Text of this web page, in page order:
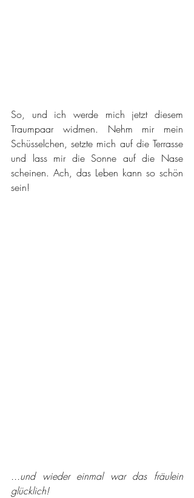
So, und ich werde mich jetzt diesem
Traumpaar widmen. Nehm mir mein
Schüsselchen, setzte mich auf die Terrasse
und lass mir die Sonne auf die Nase
scheinen. Ach, das Leben kann so schön
sein!
...und wieder einmal war das fräulein
glücklich!